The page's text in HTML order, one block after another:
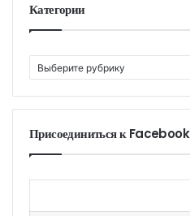
Категории
а
т
г
и
Присоединиться к Facebook